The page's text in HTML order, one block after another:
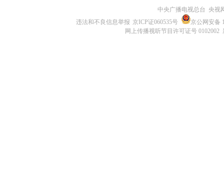
中央广播电视总台 央视
违法和不良信息举报 京ICP证060535号
京公网安备
网上传播视听节目许可证号 0102002